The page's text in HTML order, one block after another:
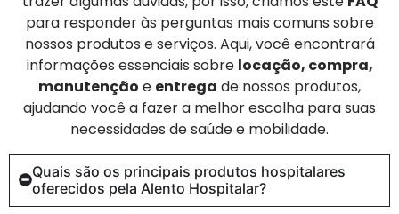
para responder às perguntas mais comuns sobre
nossos produtos e serviços. Aqui, você encontrará
informações essenciais sobre locação, compra,
manutenção e entrega de nossos produtos,
ajudando você a fazer a melhor escolha para suas
necessidades de saúde e mobilidade.
Quais são os principais produtos hospitalares
oferecidos pela Alento Hospitalar?